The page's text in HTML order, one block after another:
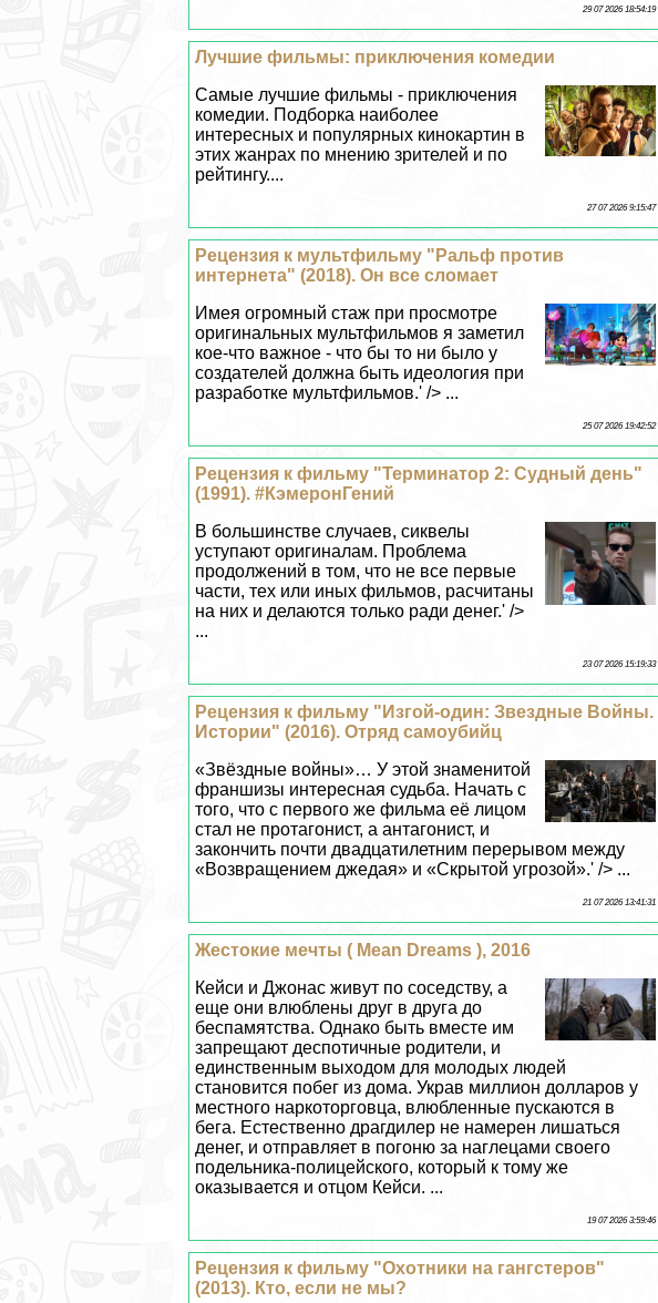
29 07 2026 18:54:19
Лучшие фильмы: приключения комедии
Самые лучшие фильмы - приключения
комедии. Подборка наиболее
интересных и популярных кинокартин в
этих жанрах по мнению зрителей и по
рейтингу....
27 07 2026 9:15:47
Рецензия к мультфильму "Ральф против
интернета" (2018). Он все сломает
Имея огромный стаж при просмотре
оригинальных мультфильмов я заметил
кое-что важное - что бы то ни было у
создателей должна быть идеология при
разработке мультфильмов.' /> ...
25 07 2026 19:42:52
Рецензия к фильму "Терминатор 2: Судный день"
(1991). #КэмеронГений
В большинстве случаев, сиквелы
уступают оригиналам. Проблема
продолжений в том, что не все первые
части, тех или иных фильмов, расчитаны
на них и делаются только ради денег.' />
...
23 07 2026 15:19:33
Рецензия к фильму "Изгой-один: Звездные Войны.
Истории" (2016). Отряд самоубийц
«Звёздные войны»… У этой знаменитой
франшизы интересная судьба. Начать с
того, что с первого же фильма её лицом
стал не протагонист, а антагонист, и
закончить почти двадцатилетним перерывом между
«Возвращением джедая» и «Скрытой угрозой».' /> ...
21 07 2026 13:41:31
Жестокие мечты ( Mean Dreams ), 2016
Кейси и Джонас живут по соседству, а
еще они влюблены друг в друга до
беспамятства. Однако быть вместе им
запрещают деспотичные родители, и
единственным выходом для молодых людей
становится побег из дома. Украв миллион долларов у
местного наркоторговца, влюбленные пускаются в
бега. Естественно драгдилер не намерен лишаться
денег, и отправляет в погоню за наглецами своего
подельника-полицейского, который к тому же
оказывается и отцом Кейси. ...
19 07 2026 3:59:46
Рецензия к фильму "Охотники на гангстеров"
(2013). Кто, если не мы?